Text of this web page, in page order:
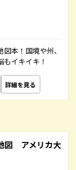
本！国境や州、
イキイキ！
詳細を見る
図 アメリカ大